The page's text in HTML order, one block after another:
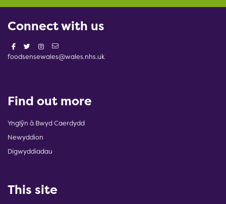
Connect with us
foodsensewales@wales.nhs.uk
Find out more
Ynglŷn â Bwyd Caerdydd
Newyddion
Digwyddiadau
This site